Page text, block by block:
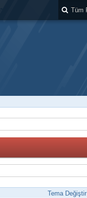
Tema Değiştir